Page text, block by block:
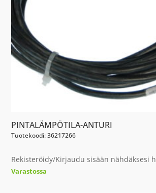
PINTALÄMPÖTILA-ANTURI
Tuotekoodi: 36217266
Rekisteröidy/Kirjaudu sisään nähdäksesi
Varastossa